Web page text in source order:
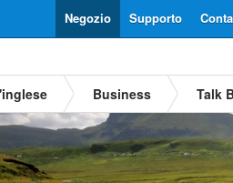
Supporto
Negozio
Business Talk